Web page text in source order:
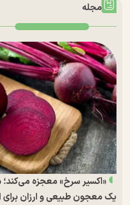
مجله
«اکسیر سرخ» معجزه می‌کند؛
یک معجون طبیعی و ارزان برای